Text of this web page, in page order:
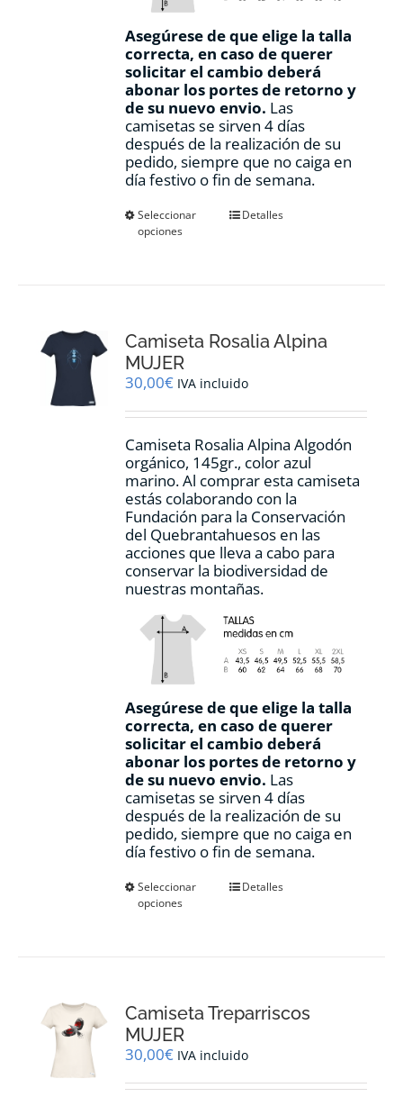
Asegúrese de que elige la talla
correcta, en caso de querer
solicitar el cambio deberá
abonar los portes de retorno y
de su nuevo envio. Las
camisetas se sirven 4 días
después de la realización de su
pedido, siempre que no caiga en
día festivo o fin de semana.
Seleccionar
opciones
Este
se
elegir
la
de
producto
Detalles
Camiseta Rosalia Alpina
MUJER
30,00€ IVA incluido
Camiseta Rosalia Alpina Algodón
orgánico, 145gr., color azul
marino. Al comprar esta camiseta
estás colaborando con la
Fundación para la Conservación
del Quebrantahuesos en las
acciones que lleva a cabo para
conservar la biodiversidad de
nuestras montañas.
Asegúrese de que elige la talla
correcta, en caso de querer
solicitar el cambio deberá
abonar los portes de retorno y
de su nuevo envio. Las
camisetas se sirven 4 días
después de la realización de su
pedido, siempre que no caiga en
día festivo o fin de semana.
Seleccionar
opciones
Este
se
elegir
la
Detalles
Camiseta Treparriscos
MUJER
30,00€ IVA incluido